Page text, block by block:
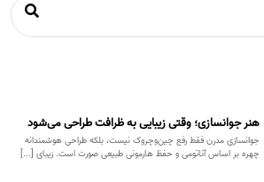
هنر جوانسازی؛ وقتی زیبایی به ظرافت طراحی می‌شود
جوانسازی مدرن فقط رفع چین‌وچروک نیست، بلکه طراحی هوشمندانه
چهره بر اساس آناتومی و حفظ هارمونی طبیعی صورت است. زیبای [...]